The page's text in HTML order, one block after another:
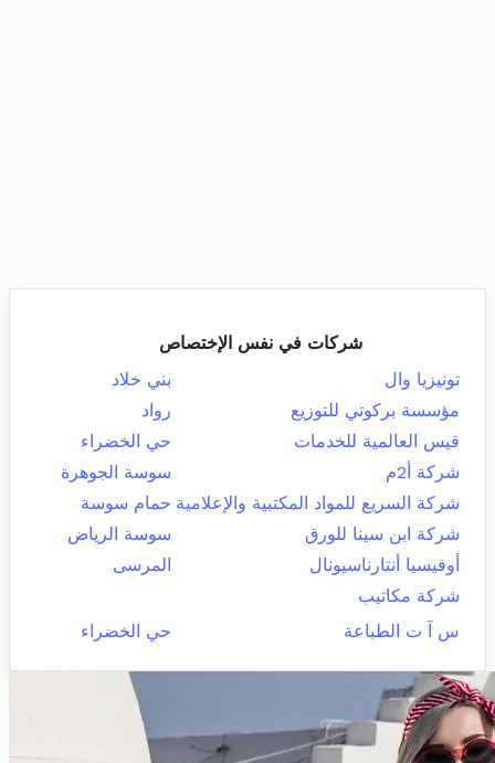
شركات في نفس الإختصاص
تونيزيا وال
بني خلاد
مؤسسة بركوتي للتوزيع
رواد
قيس العالمية للخدمات
حي الخضراء
شركة أ2م
سوسة الجوهرة
شركة السريع للمواد المكتبية والإعلامية حمام سوسة
شركة ابن سينا للورق
سوسة الرياض
أوفيسيا أنتارناسيونال
المرسى
شركة مكاتيب
س آ ت الطباعة
حي الخضراء